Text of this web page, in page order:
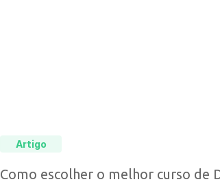
Artigo
Como escolher o melhor curso de